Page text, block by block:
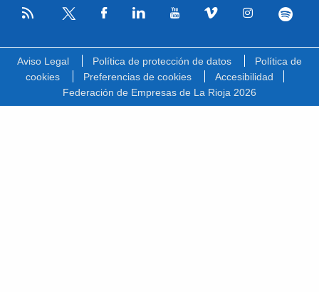
RSS
Aviso Legal Política de protección de datos
Política de
cookies
Preferencias de cookies
Accesibilidad
Federación de Empresas de La Rioja 2026